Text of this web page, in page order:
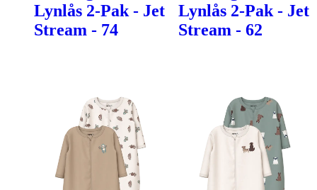
Lynlås 2-Pak - Jet
Stream - 74
Lynlås 2-Pak - Jet
Stream - 62